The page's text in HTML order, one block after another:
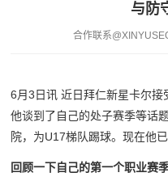
与防
合作联系
6月3日讯 近日拜仁新星卡尔接
他谈到了自己的处子赛季等话
院，为U17梯队踢球。现在他
回顾一下自己的第一个职业赛